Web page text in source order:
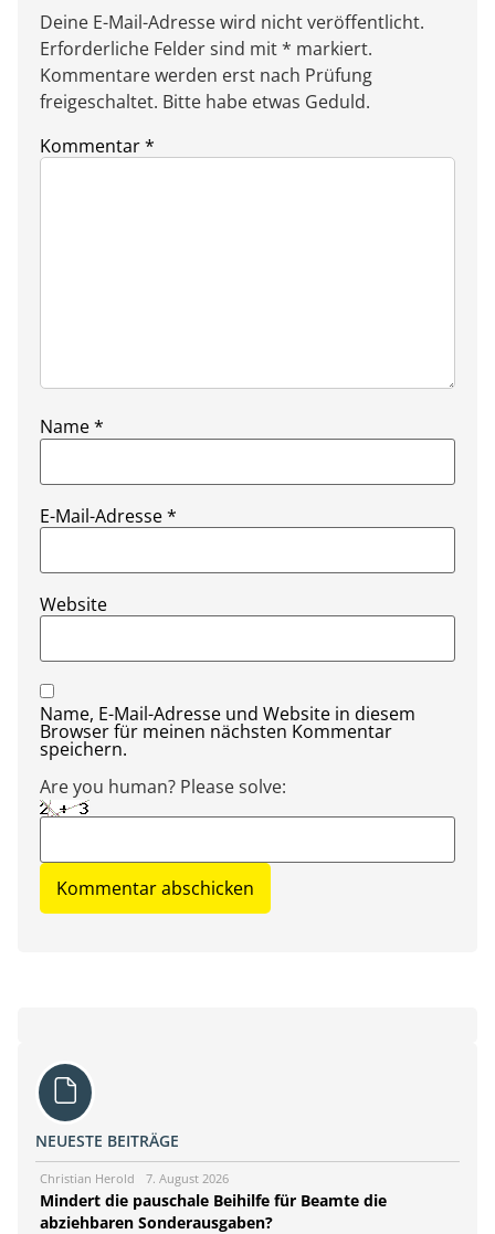
Deine E-Mail-Adresse wird nicht veröffentlicht.
Erforderliche Felder sind mit * markiert.
Kommentare werden erst nach Prüfung
freigeschaltet. Bitte habe etwas Geduld.
Kommentar*
Name*
E-Mail-Adresse*
Website
Name, E-Mail-Adresse und Website in diesem
Browser für meinen nächsten Kommentar
speichern.
Are you human? Please solve:
NEUESTE BEITRÄGE
Christian Herold 7. August 2026
Mindert die pauschale Beihilfe für Beamte die
abziehbaren Sonderausgaben?